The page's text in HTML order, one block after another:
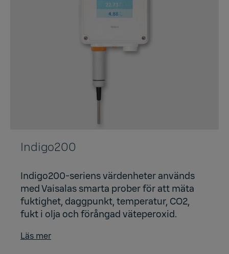
Indigo200
Indigo200-seriens värdenheter används
med Vaisalas smarta prober för att mäta
fuktighet, daggpunkt, temperatur, CO2,
fukt i olja och förångad väteperoxid.
Läs mer